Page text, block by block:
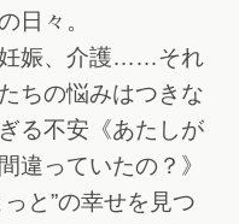
日々。
妊娠、介護……それ
ちの悩みはつきな
る不安《あたしが
違っていたの？》
と”の幸せを見つ